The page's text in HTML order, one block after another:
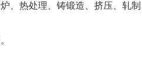
、热处理、铸锻造、挤压、轧